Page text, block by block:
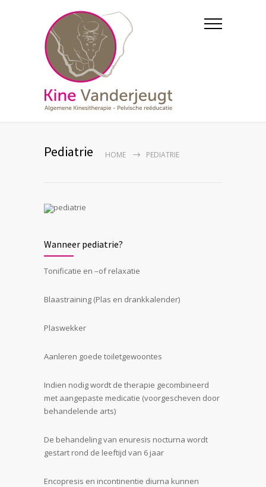
Pediatrie HOME PEDIATRIE
Wanneer pediatrie?
Tonificatie en –of relaxatie
Blaastraining (Plas en drankkalender)
Plaswekker
Aanleren goede toiletgewoontes
Indien nodig wordt de therapie gecombineerd
met aangepaste medicatie (voorgescheven door
behandelende arts)
De behandeling van enuresis nocturna wordt
gestart rond de leeftijd van 6 jaar
Encopresis en incontinentie diurna kunnen